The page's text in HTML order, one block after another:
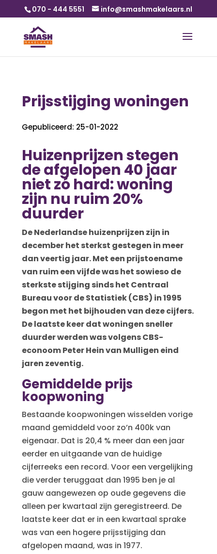
070 - 444 5551 info@smashmakelaars.nl
Prijsstijging woningen
Gepubliceerd: 25-01-2022
Huizenprijzen stegen
de afgelopen 40 jaar
niet zó hard: woning
zijn nu ruim 20%
duurder
De Nederlandse huizenprijzen zijn in
december het sterkst gestegen in meer
dan veertig jaar. Met een prijstoename
van ruim een vijfde was het sowieso de
sterkste stijging sinds het Centraal
Bureau voor de Statistiek (CBS) in 1995
begon met het bijhouden van deze cijfers.
De laatste keer dat woningen sneller
duurder werden was volgens CBS-
econoom Peter Hein van Mulligen eind
jaren zeventig.
Gemiddelde prijs
koopwoning
Bestaande koopwoningen wisselden vorige
maand gemiddeld voor zo’n 400k van
eigenaar. Dat is 20,4 % meer dan een jaar
eerder en uitgaande van de huidige
cijferreeks een record. Voor een vergelijking
die verder teruggaat dan 1995 ben je al
gauw aangewezen op oude gegevens die
alleen per kwartaal zijn geregistreerd. De
laatste keer dat er in een kwartaal sprake
was van een hogere prijsstijging dan
afgelopen maand, was in 1977.